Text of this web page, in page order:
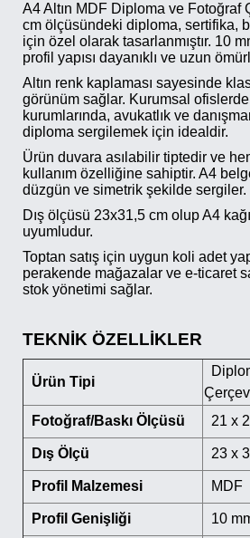
A4 Altın MDF Diploma ve Fotoğraf
cm ölçüsündeki diploma, sertifika,
için özel olarak tasarlanmıştır. 10
profil yapısı dayanıklı ve uzun
Altın renk kaplaması sayesinde
görünüm sağlar. Kurumsal
kurumlarında, avukatlık ve
diploma sergilemek için idealdir.
Ürün duvara asılabilir tiptedir ve
kullanım özelliğine sahiptir. A4
düzgün ve simetrik şekilde sergiler.
Dış ölçüsü 23x31,5 cm olup A4
uyumludur.
Toptan satış için uygun koli adet
perakende mağazalar ve e-ticaret
stok yönetimi sağlar.
TEKNİK ÖZELLİKLER
Ürün Tipi
Fotoğraf/Baskı Ölçüsü
21 x
Dış Ölçü 23 x
Profil Malzemesi MDF
Profil Genişliği 10